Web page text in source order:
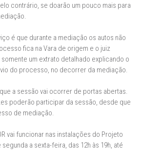
contrário, se doarão um pouco mais para
é que durante a mediação os autos não
fica na Vara de origem e o juiz
somente um extrato detalhado explicando o
do processo, no decorrer da mediação.
a sessão vai ocorrer de portas abertas.
poderão participar da sessão, desde que
de mediação.
vai funcionar nas instalações do Projeto
a sexta-feira, das 12h às 19h, até